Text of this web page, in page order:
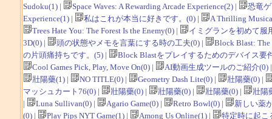
Sudoku(1)| Space Waves: A Rewarding Arcade Experience(2)|
恐竜
Experience(1)| 私はこれが本当に好きです。(0)|
A Thrilling
Trees Hate You: The Forest Is the Enemy(0)|
イミグランを初めて服
3D(0)| 頭の状態やメモを言葉にする時の工夫(0)|
Block Blast: The
の片頭痛持ちです。(5)|
Block Blastをプレイするためのデバイス要
Cool Games Pick, Play, Move On(0)| AI動画生成ツールのご紹介(0)
壯陽藥(1)| NO TITLE(0)| Geometry Dash Lite(0)| 壯陽藥(0)|
マッシュカート76(0)| 壯陽藥(0)| 壯陽藥(0)| 壯陽藥(0)|
壯陽
|
Luna Sullivan(0)| Agario Game(0)| Retro Bowl(0)|
新しい薬
(0)| Play Pips NYT Game(1)| Among Us Online(1)|
特定時に起こ